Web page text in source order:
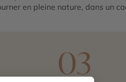
en pleine nature, dans un
03